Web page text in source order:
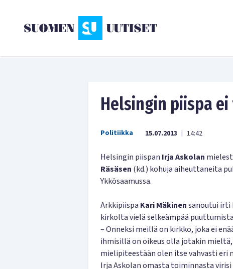
Helsingin piispa
Politiikka 15.07.2013 | 14:42
Helsingin piispan Irja Askolan
Räsäsen (kd.) kohuja aiheuttaneita
Ykkösaamussa.
Arkkipiispa Kari Mäkinensanoutui irti
kirkolta vielä selkeämpää
– Onneksi meillä on kirkko, joka ei
ihmisillä on oikeus olla jotakin
mielipiteestään olen itse vahvasti eri
Irja Askolan omasta toiminnasta